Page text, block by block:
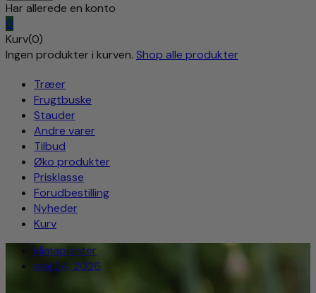
Har allerede en konto
0
Kurv(0)
Ingen produkter i kurven. Shop alle produkter
Træer
Frugtbuske
Stauder
Andre varer
Tilbud
Øko produkter
Prisklasse
Forudbestilling
Nyheder
Kurv
klimaplanter
maj 24, 2026